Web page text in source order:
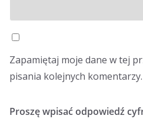
Zapamiętaj moje dane w tej
pisania kolejnych komentarzy.
Proszę wpisać odpowiedź